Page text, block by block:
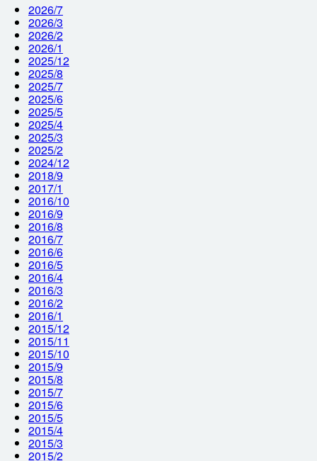
2026/7
2026/3
2026/2
2026/1
2025/12
2025/8
2025/7
2025/6
2025/5
2025/4
2025/3
2025/2
2024/12
2018/9
2017/1
2016/10
2016/9
2016/8
2016/7
2016/6
2016/5
2016/4
2016/3
2016/2
2016/1
2015/12
2015/11
2015/10
2015/9
2015/8
2015/7
2015/6
2015/5
2015/4
2015/3
2015/2